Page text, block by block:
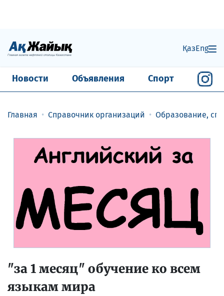
ҚазEng
Новости Объявления Спорт
Главная Справочник организаций Образование,
"за 1 месяц" обучение ко всем
языкам мира